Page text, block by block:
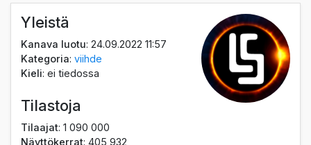
Yleistä
Kanava luotu: 24.09.2022 11:57
Kategoria:viihde
Kieli: ei tiedossa
Tilastoja
Tilaajat: 1 090 000
Näyttökerrat: 405 932